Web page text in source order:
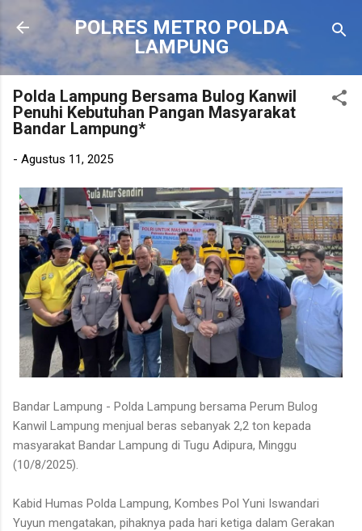
Langsung ke konten utama
POLRES METRO POLDA
LAMPUNG
Polda Lampung Bersama Bulog Kanwil
Penuhi Kebutuhan Pangan Masyarakat
Bandar Lampung*
- Agustus 11, 2025
Bandar Lampung - Polda Lampung bersama Perum Bulog
Kanwil Lampung menjual beras sebanyak 2,2 ton kepada
masyarakat Bandar Lampung di Tugu Adipura, Minggu
(10/8/2025).
Kabid Humas Polda Lampung, Kombes Pol Yuni Iswandari
Yuyun mengatakan, pihaknya pada hari ketiga dalam Gerakan